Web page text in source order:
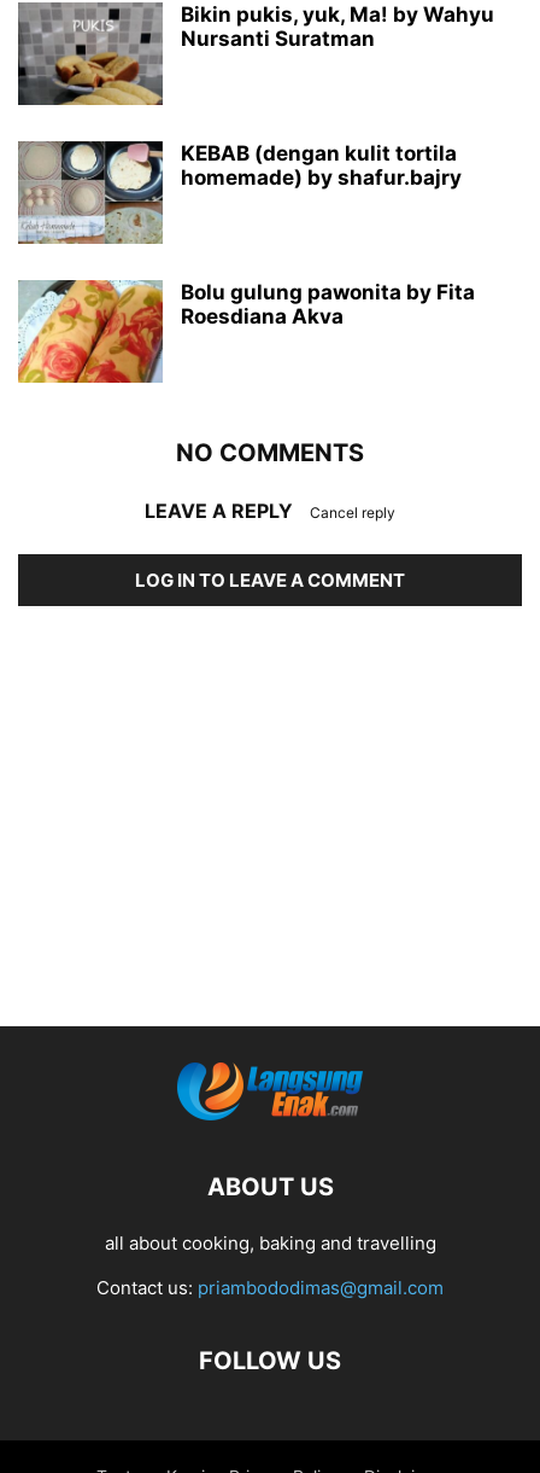
Bikin pukis, yuk, Ma! by Wahyu
Nursanti Suratman
KEBAB (dengan kulit tortila
homemade) by shafur.bajry
Bolu gulung pawonita by Fita
Roesdiana Akva
NO COMMENTS
LEAVE A REPLY Cancel reply
LOG IN TO LEAVE A COMMENT
ABOUT US
all about cooking, baking and travelling
Contact us: priambododimas@gmail.com
FOLLOW US